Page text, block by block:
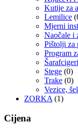
Kutije za
Lemilice
Mjerni
Naočale i
Pištolji za
Program
Stege (0)
Trake (0)
Vezice,
ZORKA (1)
Cijena